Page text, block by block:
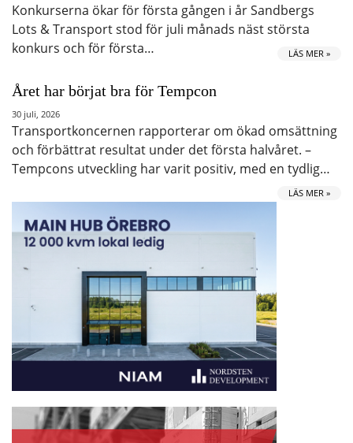
Konkurserna ökar för första gången i år Sandbergs
Lots & Transport stod för juli månads näst största
konkurs och för första…
LÄS MER »
Året har börjat bra för Tempcon
30 juli, 2026
Transportkoncernen rapporterar om ökad omsättning
och förbättrat resultat under det första halvåret. –
Tempcons utveckling har varit positiv, med en tydlig…
LÄS MER »